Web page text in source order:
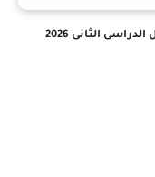
الثانى 2026